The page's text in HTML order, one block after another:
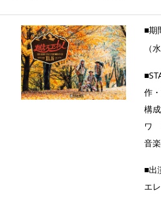
■期
（
作
構
ワ
音
■出
エ